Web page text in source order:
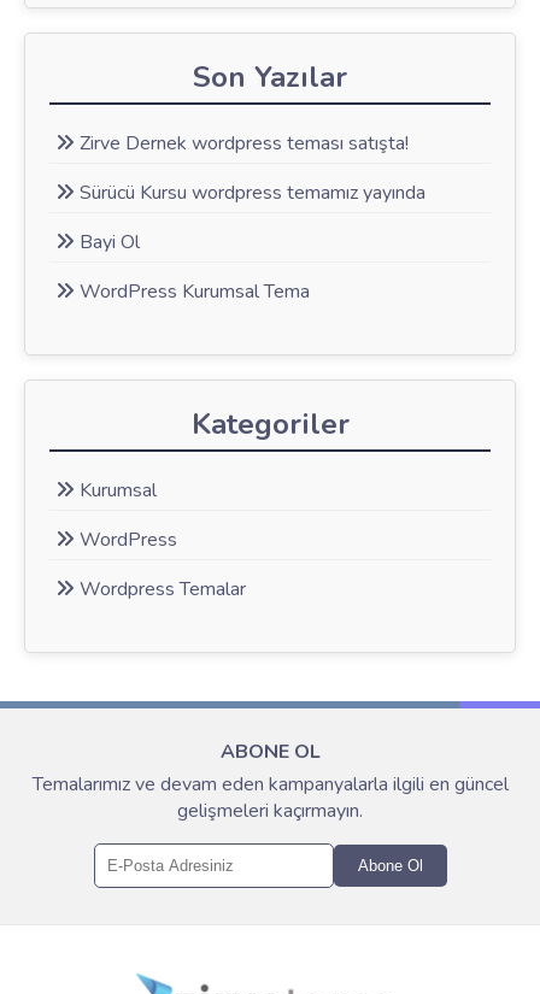
Son Yazılar
Zirve Dernek wordpress teması satışta!
Sürücü Kursu wordpress temamız yayında
Bayi Ol
WordPress Kurumsal Tema
Kategoriler
Kurumsal
WordPress
Wordpress Temalar
ABONE OL
Temalarımız ve devam eden kampanyalarla ilgili en güncel
gelişmeleri kaçırmayın.
Abone Ol